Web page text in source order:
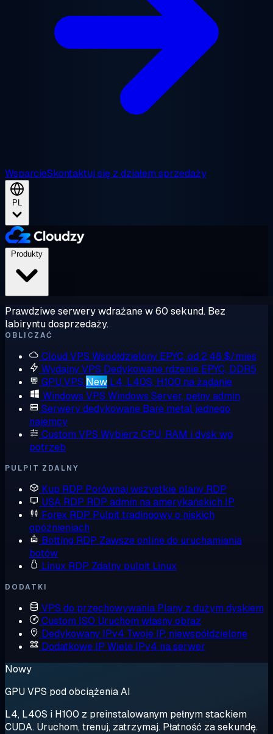
WsparcieSkontaktuj się z działem sprzedaży
PL
Prawdziwe serwery wdrażane w 60 sekund. Bez
labiryntu dosprzedaży.
OBLICZAĆ
Cloud VPS Współdzielony EPYC, od 2,48 $/mies
Wydajny VPS Dedykowane rdzenie EPYC, DDR5
GPU VPS New L4, L40S, H100 na żądanie
Windows VPS Windows Server, pełny admin
Serwery dedykowane Bare metal jednego
najemcy
Custom VPS Wybierz CPU, RAM i dysk wg
potrzeb
PULPIT ZDALNY
Kup RDP Porównaj wszystkie plany RDP
USA RDP RDP admin na amerykańskich IP
Forex RDP Pulpit tradingowy o niskich
opóźnieniach
Botting RDP Zawsze online do uruchamiania
botów
Linux RDP Zdalny pulpit Linux
DODATKI
VPS do przechowywania Plany z dużym dyskiem
Custom ISO Uruchom własny obraz
Dedykowany IPv4 Twoje IP, niewspółdzielone
Dodatkowe IP Wiele IPv4 na serwer
Nowy
GPU VPS pod obciążenia AI
L4, L40S i H100 z preinstalowanym pełnym stackiem
CUDA. Uruchom, trenuj, zatrzymaj. Płatność za sekundę.